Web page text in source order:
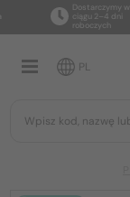
Dostarczymy w
ciągu 2–4 dni
roboczych
PL